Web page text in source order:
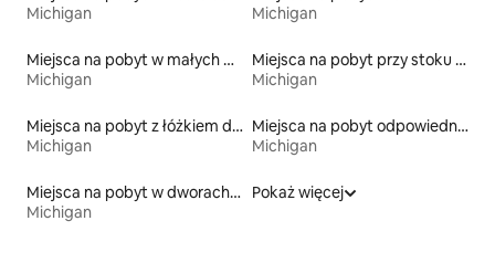
Michigan
Michigan
Miejsca na pobyt w małych domkach
Michigan
Miejsca na pobyt przy stoku narciarskim
Michigan
Miejsca na pobyt z łóżkiem dla osoby z niepełnosprawnością
Michigan
Miejsca na pobyt odpowiednie dla rodzin
Michigan
Miejsca na pobyt w dworach i rezydencjach
Michigan
Pokaż więcej